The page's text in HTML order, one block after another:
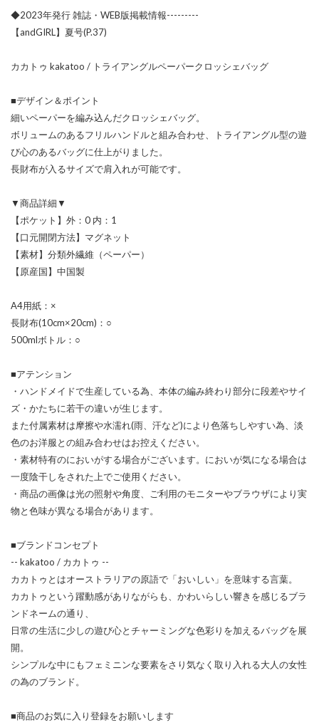
◆2023年発行 雑誌・WEB版掲載情報---------
【andGIRL】夏号(P.37)
カカトゥ kakatoo / トライアングルペーパークロッシェバッグ
■デザイン＆ポイント
細いペーパーを編み込んだクロッシェバッグ。
ボリュームのあるフリルハンドルと組み合わせ、トライアングル型の遊
び心のあるバッグに仕上がりました。
長財布が入るサイズで肩入れが可能です。
▼商品詳細▼
【ポケット】外：0 内：1
【口元開閉方法】マグネット
【素材】分類外繊維（ペーパー）
【原産国】中国製
A4用紙：×
長財布(10cm×20cm)：○
500mlボトル：○
■アテンション
・ハンドメイドで生産している為、本体の編み終わり部分に段差やサイ
ズ・かたちに若干の違いが生じます。
また付属素材は摩擦や水濡れ(雨、汗など)により色落ちしやすい為、淡
色のお洋服との組み合わせはお控えください。
・素材特有のにおいがする場合がございます。においが気になる場合は
一度陰干しをされた上でご使用ください。
・商品の画像は光の照射や角度、ご利用のモニターやブラウザにより実
物と色味が異なる場合があります。
■ブランドコンセプト
-- kakatoo / カカトゥ --
カカトゥとはオーストラリアの原語で「おいしい」を意味する言葉。
カカトゥという躍動感がありながらも、かわいらしい響きを感じるブラ
ンドネームの通り、
日常の生活に少しの遊び心とチャーミングな色彩りを加えるバッグを展
開。
シンプルな中にもフェミニンな要素をさり気なく取り入れる大人の女性
の為のブランド。
■商品のお気に入り登録をお願いします